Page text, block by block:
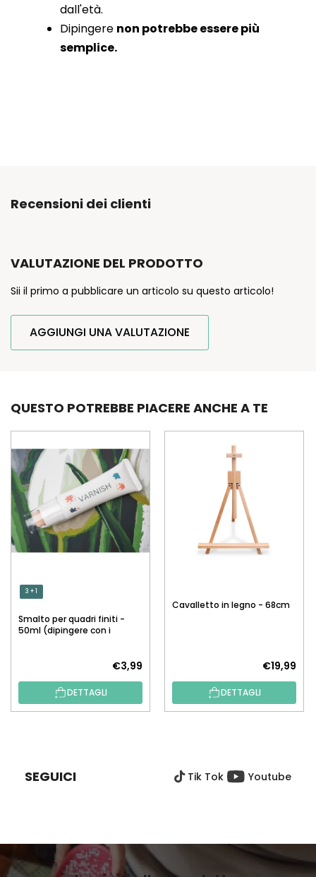
dall'età.
Dipingere non potrebbe essere più
semplice.
Recensioni dei clienti
VALUTAZIONE DEL PRODOTTO
Sii il primo a pubblicare un articolo su questo articolo!
AGGIUNGI UNA VALUTAZIONE
QUESTO POTREBBE PIACERE ANCHE A TE
3 + 1
Smalto per quadri finiti -
50ml (dipingere con i
€3,99
DETTAGLI
Cavalletto in legno - 68cm
€19,99
DETTAGLI
G
SEGUICI Tik Tok Youtube